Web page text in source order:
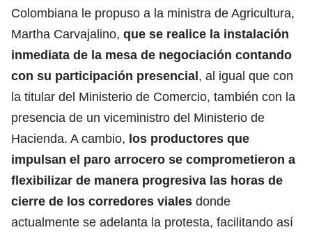
Colombiana le propuso a la ministra de Agricultura,
Martha Carvajalino, que se realice la instalación
inmediata de la mesa de negociación contando
con su participación presencial, al igual que con
la titular del Ministerio de Comercio, también con la
presencia de un viceministro del Ministerio de
Hacienda. A cambio, los productores que
impulsan el paro arrocero se comprometieron a
flexibilizar de manera progresiva las horas de
cierre de los corredores viales donde
actualmente se adelanta la protesta, facilitando así